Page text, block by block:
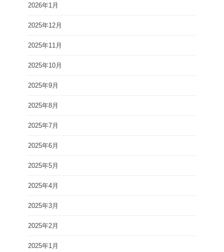
2026年1月
2025年12月
2025年11月
2025年10月
2025年9月
2025年8月
2025年7月
2025年6月
2025年5月
2025年4月
2025年3月
2025年2月
2025年1月